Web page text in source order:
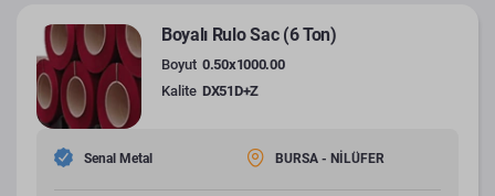
Boyalı Rulo Sac (6 Ton)
Boyut 0.50x1000.00
Kalite DX51D+Z
Senal Metal BURSA - NİLÜFER